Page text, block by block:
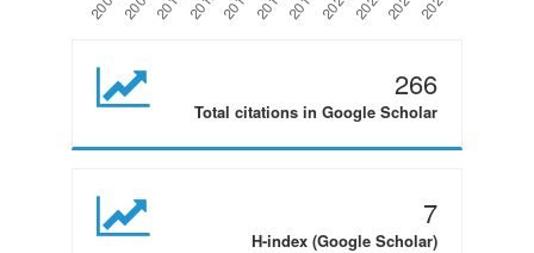
266
Total citations in Google Scholar
7
H-index (Google Scholar)